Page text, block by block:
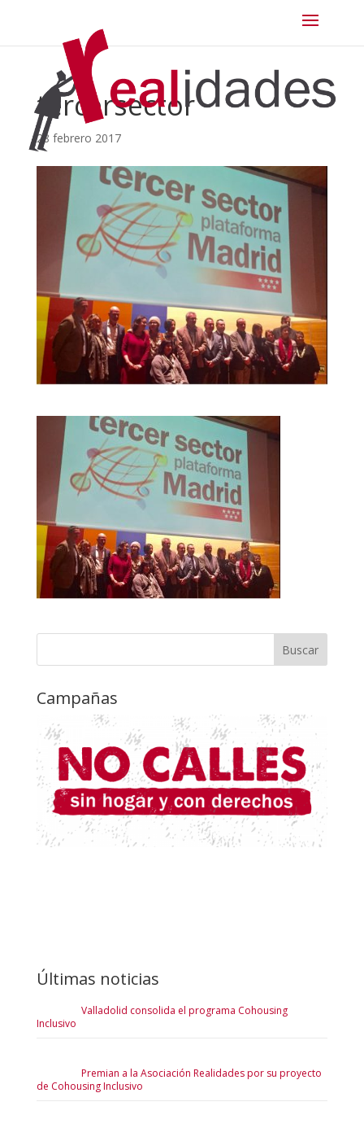
tercersector
28 febrero 2017
Campañas
Últimas noticias
Valladolid consolida el programa Cohousing
Inclusivo
Premian a la Asociación Realidades por su proyecto
de Cohousing Inclusivo